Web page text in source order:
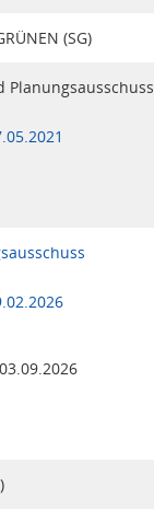
(SG)
Planungsausschuss
03.09.2026